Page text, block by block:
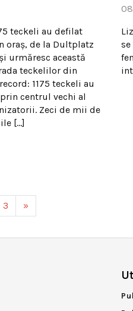
teckeli au defilat
oraș, de la Dultplatz
urmăresc această
teckelilor din
1175 teckeli au
centrul vechi al
Zeci de mii de
[…]
3 »